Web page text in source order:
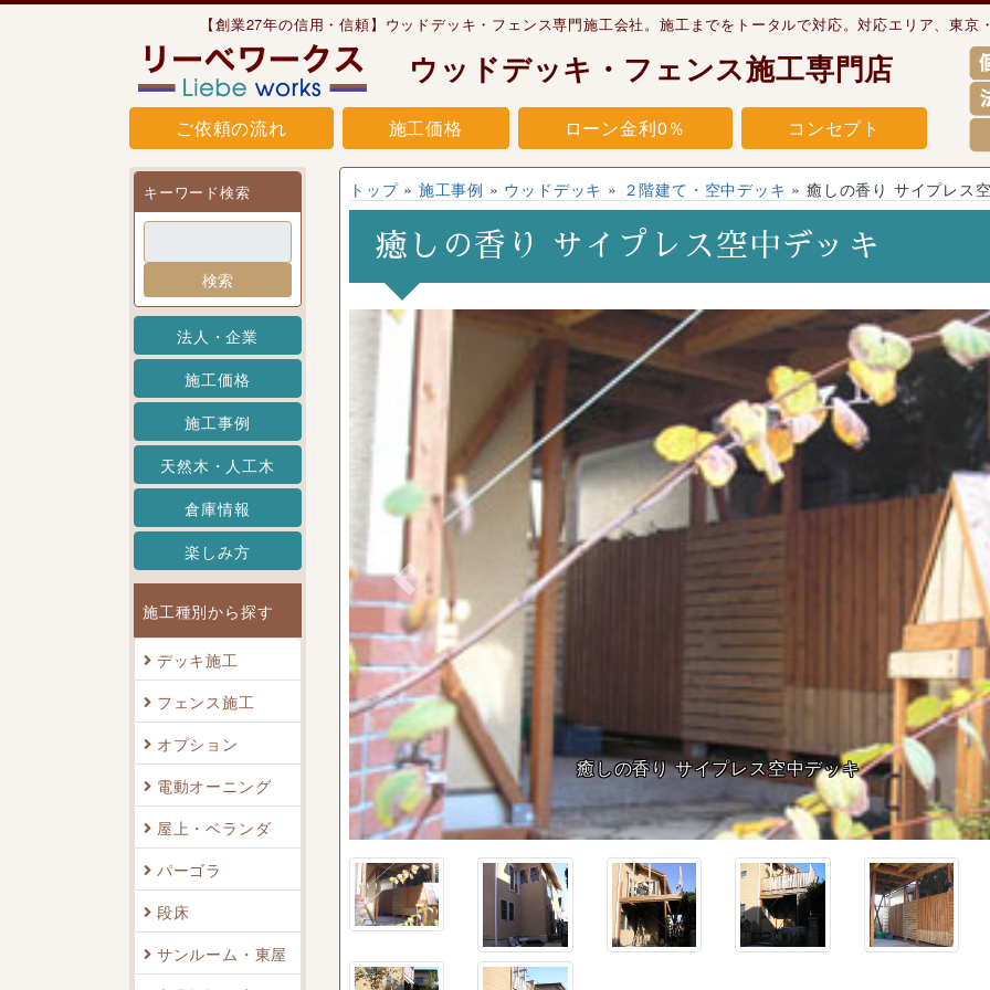
【創業27年の信用・信頼】ウッドデッキ・フェンス専門施工会社。施工までをトータルで対応。対応エリア、東
ウッドデッキ・フェンス施工専門店
ご依頼の流れ 施工価格 ローン金利0％ コンセプト
キーワード検索
検索
法人・企業
施工価格
施工事例
天然木・人工木
倉庫情報
楽しみ方
施工種別から探す
デッキ施工
フェンス施工
オプション
電動オーニング
屋上・ベランダ
パーゴラ
段床
サンルーム・東屋
トップ» 施工事例 » ウッドデッキ » ２階建て・空中デッキ »癒しの香り サイプレス
癒しの香り サイプレス空中デッキ
施工前。デッキ造りを見込んではきだし窓が二ヶ所に！
Previous